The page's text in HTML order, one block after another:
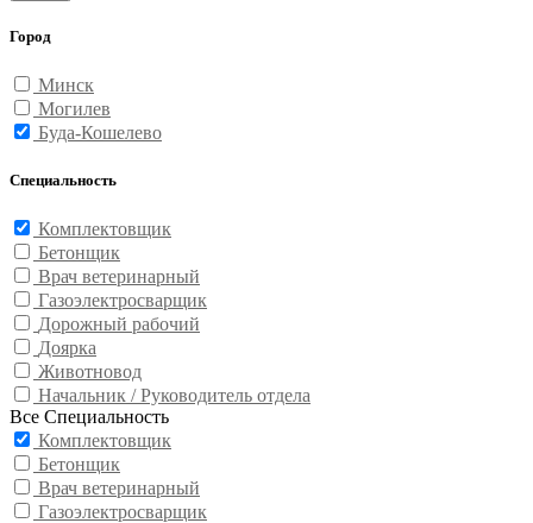
Город
Минск
Могилев
Буда-Кошелево
Специальность
Комплектовщик
Бетонщик
Врач ветеринарный
Газоэлектросварщик
Дорожный рабочий
Доярка
Животновод
Начальник / Руководитель отдела
Все Специальность
Комплектовщик
Бетонщик
Врач ветеринарный
Газоэлектросварщик